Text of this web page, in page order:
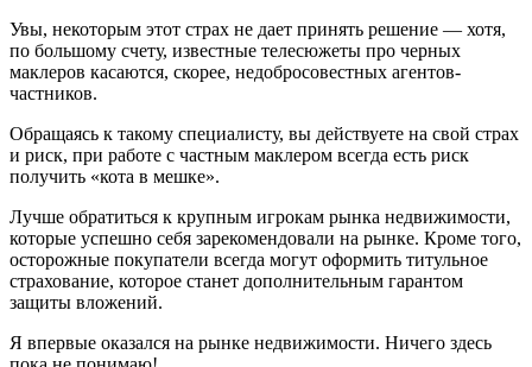
Увы, некоторым этот страх не дает принять решение — хотя,
по большому счету, известные телесюжеты про черных
маклеров касаются, скорее, недобросовестных агентов-
частников.
Обращаясь к такому специалисту, вы действуете на свой страх
и риск, при работе с частным маклером всегда есть риск
получить «кота в мешке».
Лучше обратиться к крупным игрокам рынка недвижимости,
которые успешно себя зарекомендовали на рынке. Кроме того,
осторожные покупатели всегда могут оформить титульное
страхование, которое станет дополнительным гарантом
защиты вложений.
Я впервые оказался на рынке недвижимости. Ничего здесь